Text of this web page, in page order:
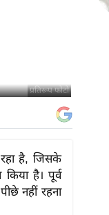
प्रतिरूप फोटो
रहा है, जिसके
है। पूर्व
नहीं रहना